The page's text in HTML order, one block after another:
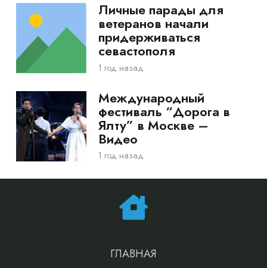
Личные парады для
ветеранов начали
придерживаться
севастополя
1 год назад
Международный
фестиваль “Дорога в
Ялту” в Москве –
Видео
1 год назад
ГЛАВНАЯ